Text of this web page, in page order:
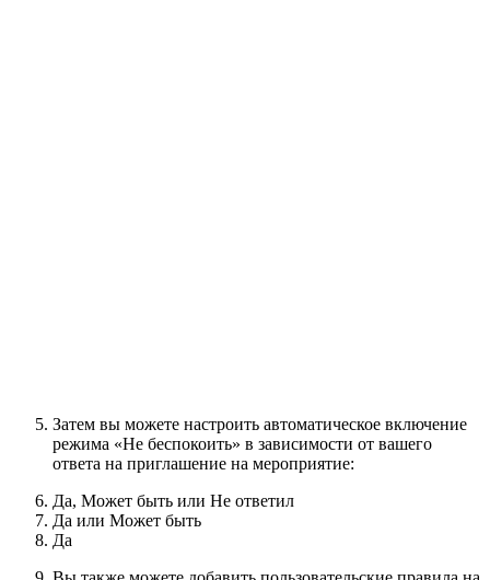
Затем вы можете настроить автоматическое включение
режима «Не беспокоить» в зависимости от вашего
ответа на приглашение на мероприятие:
Да, Может быть или Не ответил
Да или Может быть
Да